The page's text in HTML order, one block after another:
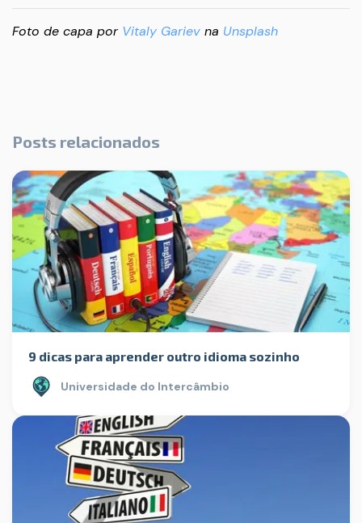
Foto de capa por Vitaly Gariev na Unsplash
Posts relacionados
9 dicas para aprender outro idioma sozinho
Universidade do Intercâmbio